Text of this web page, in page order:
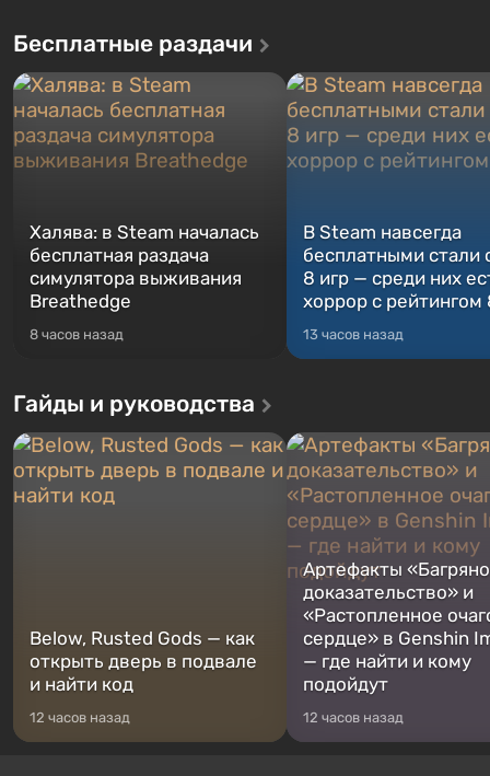
Бесплатные раздачи
Халява: в Steam началась
бесплатная раздача
симулятора выживания
Breathedge
8 часов назад
В Steam навсегда
бесплатными стали
8 игр — среди них
хоррор с рейтингом
13 часов назад
Гайды и руководства
Below, Rusted Gods — как
открыть дверь в подвале
и найти код
12 часов назад
Артефакты
доказательство» и
«Растопленное
сердце» в Genshin
— где найти и кому
подойдут
12 часов назад